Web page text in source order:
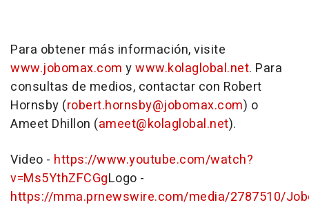
Para obtener más información, visite
www.jobomax.com ywww.kolaglobal.net. Para
consultas de medios, contactar con Robert
Hornsby (robert.hornsby@jobomax.com) o
Ameet Dhillon (ameet@kolaglobal.net).
Video - https://www.youtube.com/watch?
v=Ms5YthZFCGgLogo -
https://mma.prnewswire.com/media/2787510/